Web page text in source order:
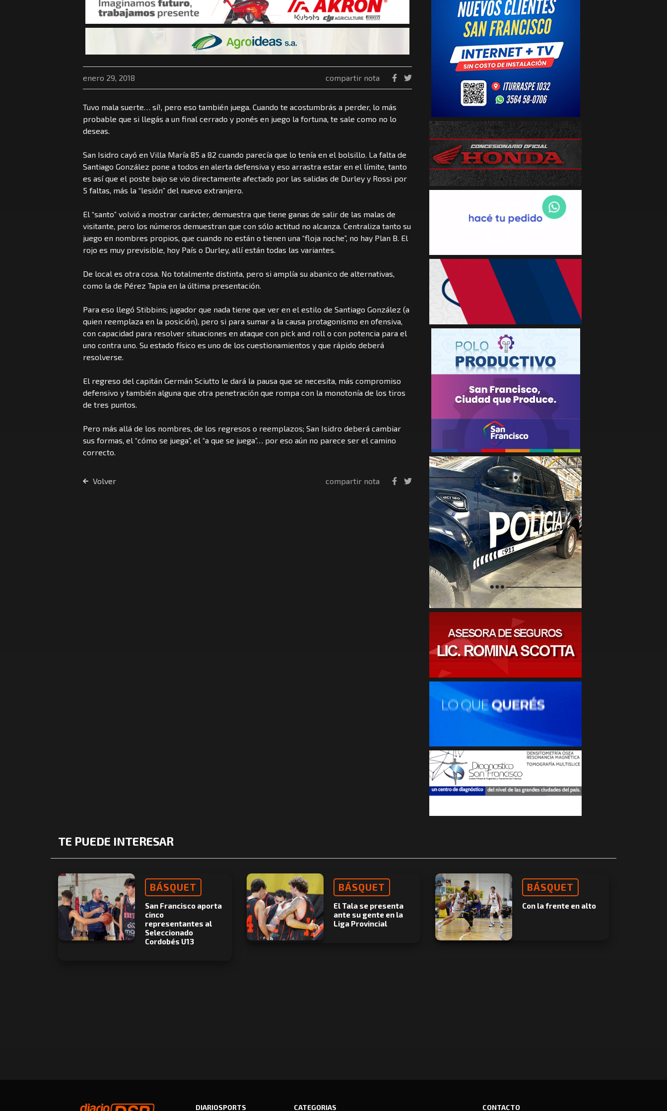
enero 29, 2018 compartir nota
Tuvo mala suerte… sí!, pero eso también juega. Cuando te acostumbrás a perder, lo más
probable que si llegás a un final cerrado y ponés en juego la fortuna, te sale como no lo
deseas.
San Isidro cayó en Villa María 85 a 82 cuando parecía que lo tenía en el bolsillo. La falta de
Santiago González pone a todos en alerta defensiva y eso arrastra estar en el límite, tanto
es así que el poste bajo se vio directamente afectado por las salidas de Durley y Rossi por
5 faltas, más la “lesión” del nuevo extranjero.
El “santo” volvió a mostrar carácter, demuestra que tiene ganas de salir de las malas de
visitante, pero los números demuestran que con sólo actitud no alcanza. Centraliza tanto su
juego en nombres propios, que cuando no están o tienen una “floja noche”, no hay Plan B. El
rojo es muy previsible, hoy País o Durley, allí están todas las variantes.
De local es otra cosa. No totalmente distinta, pero si amplía su abanico de alternativas,
como la de Pérez Tapia en la última presentación.
Para eso llegó Stibbins; jugador que nada tiene que ver en el estilo de Santiago González (a
quien reemplaza en la posición), pero si para sumar a la causa protagonismo en ofensiva,
con capacidad para resolver situaciones en ataque con pick and roll o con potencia para el
uno contra uno. Su estado físico es uno de los cuestionamientos y que rápido deberá
resolverse.
El regreso del capitán Germán Sciutto le dará la pausa que se necesita, más compromiso
defensivo y también alguna que otra penetración que rompa con la monotonía de los tiros
de tres puntos.
Pero más allá de los nombres, de los regresos o reemplazos; San Isidro deberá cambiar
sus formas, el “cómo se juega”, el “a que se juega”… por eso aún no parece ser el camino
correcto.
Volver compartir nota
TE PUEDE INTERESAR
BÁSQUET
San Francisco aporta
cinco
representantes al
Seleccionado
Cordobés U13
BÁSQUET
El Tala se presenta
ante su gente en la
Liga Provincial
BÁSQUET
Con la frente en alto
DIARIOSPORTS CATEGORIAS CONTACTO